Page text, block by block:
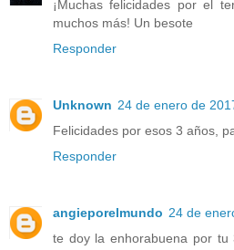
¡Muchas felicidades por el
muchos más! Un besote
Responder
Unknown 24 de enero de
Felicidades por esos 3 años,
Responder
angieporelmundo 24 de
te doy la enhorabuena por